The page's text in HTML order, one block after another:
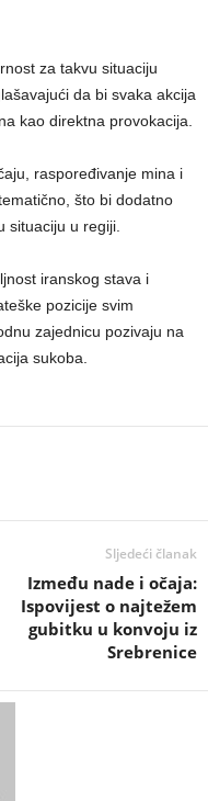
za takvu situaciju
da bi svaka akcija
kao direktna provokacija.
raspoređivanje mina i
što bi dodatno
situaciju u regiji.
iranskog stava i
pozicije svim
zajednicu pozivaju na
sukoba.
Sljedeći članak
​Između nade i očaja:
Ispovijest o najtežem
gubitku u konvoju iz
Srebrenice